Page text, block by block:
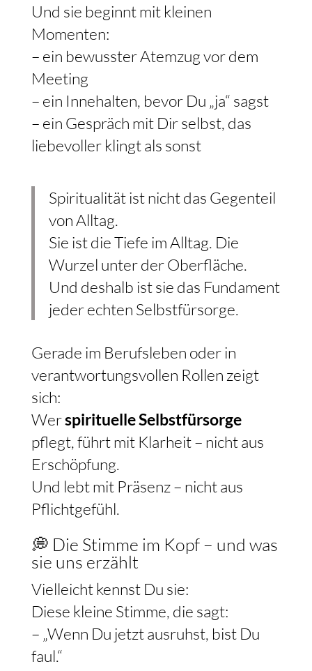
Und sie beginnt mit kleinen
Momenten:
– ein bewusster Atemzug vor dem
Meeting
– ein Innehalten, bevor Du „ja“ sagst
– ein Gespräch mit Dir selbst, das
liebevoller klingt als sonst
Spiritualität ist nicht das Gegenteil
von Alltag.
Sie ist die Tiefe im Alltag. Die
Wurzel unter der Oberfläche.
Und deshalb ist sie das Fundament
jeder echten Selbstfürsorge.
Gerade im Berufsleben oder in
verantwortungsvollen Rollen zeigt
sich:
Werspirituelle Selbstfürsorge
pflegt, führt mit Klarheit – nicht aus
Erschöpfung.
Und lebt mit Präsenz – nicht aus
Pflichtgefühl.
💭 Die Stimme im Kopf – und was
sie uns erzählt
Vielleicht kennst Du sie:
Diese kleine Stimme, die sagt:
– „Wenn Du jetzt ausruhst, bist Du
faul.“